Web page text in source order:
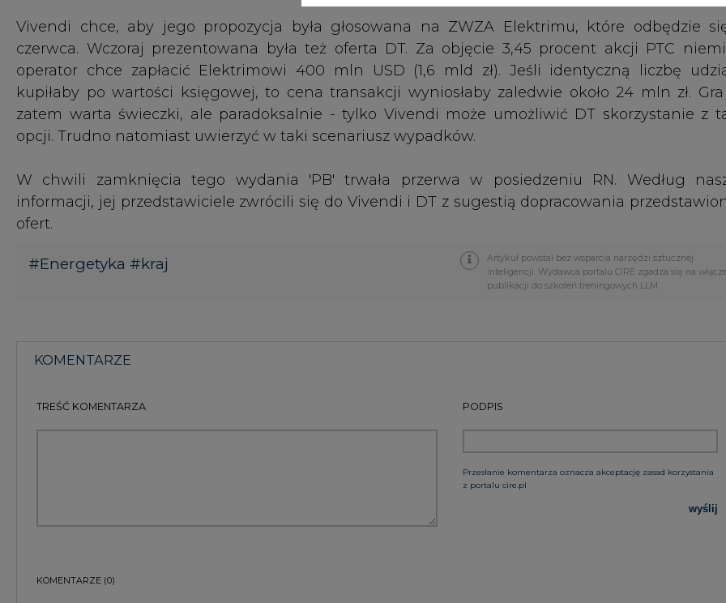
Artykuł powstał bez wsparcia narzędzi sztucznej
inteligencji. Wydawca portalu CIRE zgadza się na
publikacji do szkoleń treningowych LLM.
KOMENTARZE
wyślij
Bądź na bieżąco
Podając adres e-mail wyrażają Państwo zgodę na otrzymywanie treści marketingowych w postaci newslettera
przysługujących Państwu prawach, znajduje się w